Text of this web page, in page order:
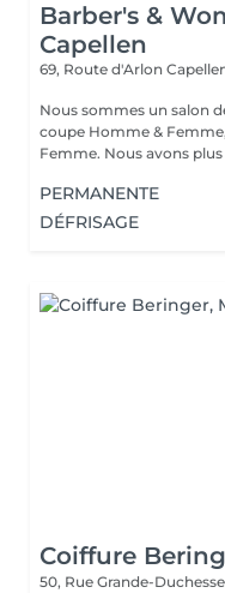
Barber's &
Capellen
69, Route d'Arlon
Nous sommes un salon
coupe Homme &
Femme. Nous avons
PERMANENTE
DÉFRISAGE
Coiffure
50, Rue Grande-